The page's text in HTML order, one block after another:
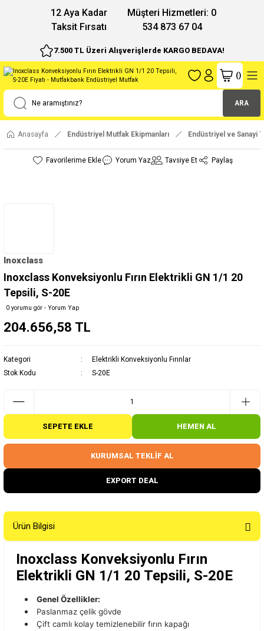
12 Aya Kadar
Taksit Fırsatı
Müşteri Hizmetleri: 0
534 873 67 04
7.500 TL Üzeri Alışverişlerde KARGO BEDAVA!
ARA
()
Anasayfa Endüstriyel Mutfak Ekipmanları Endüstriyel ve Sanayi
Yorum Yaz Tavsiye Et Paylaş
Inoxclass
Inoxclass Konveksiyonlu Fırın Elektrikli GN 1/1 20
Tepsili, S-20E
0 yorumu gör - Yorum Yap
204.656,58 TL
Kategori
Elektrikli Konveksiyonlu Fırınlar
Stok Kodu
S-20E
SEPETE EKLE HEMEN AL
KURUMSAL TEKLİF AL
EXPORT DEAL
Ürün Bilgisi
Inoxclass Konveksiyonlu Fırın
Elektrikli GN 1/1 20 Tepsili, S-20E
Genel Özellikler:
Paslanmaz çelik gövde
Çift camlı kolay temizlenebilir fırın kapağı